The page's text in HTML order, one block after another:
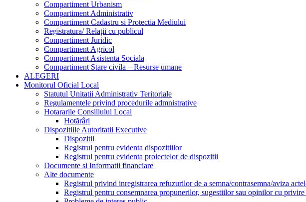
Compartiment Urbanism
Compartiment Administrativ
Compartiment Cadastru si Protectia Mediului
Registratura/ Relații cu publicul
Compartiment Juridic
Compartiment Agricol
Compartiment Asistenta Sociala
Compartiment Stare civila – Resurse umane
ALEGERI
Monitorul Oficial Local
Statutul Unitatii Administrativ Teritoriale
Regulamentele privind procedurile admnistrative
Hotararile Consiliului Local
Hotărâri
Dispozitiile Autoritatii Executive
Dispozitii
Registrul pentru evidenta dispozitiilor
Registrul pentru evidenta proiectelor de dispozitii
Documente si Informatii financiare
Alte documente
Registrul privind inregistrarea refuzurilor de a semna/contrasemna/aviza
Registrul pentru consemnarea propunerilor, sugestiilor sau opinilor cu